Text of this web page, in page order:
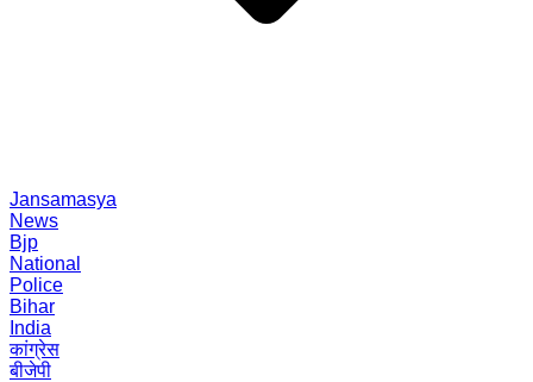
Jansamasya
News
Bjp
National
Police
Bihar
India
कांग्रेस
बीजेपी